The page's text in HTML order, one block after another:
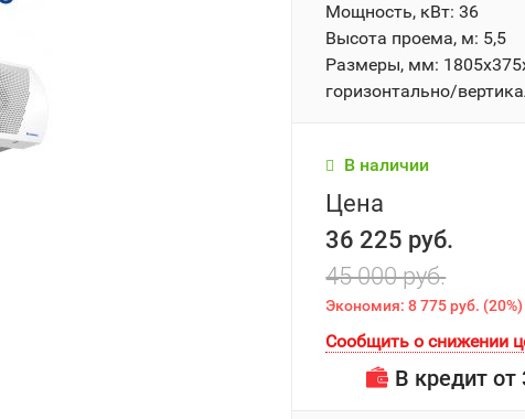
Мощность, кВт: 36
Высота проема, м: 5,5
Размеры, мм:
горизонтально/
В наличии
Цена
36 225 руб.
45 000 руб.
Экономия:8 775 руб. (20%)
Сообщить о снижении
В кредит от